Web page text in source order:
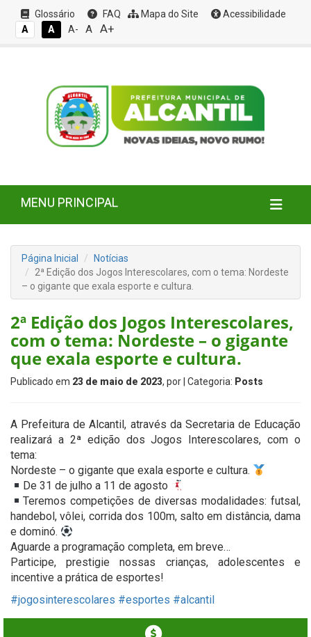
Glossário FAQ Mapa do Site
Acessibilidade
A
A A- A A+
MENU PRINCIPAL
Página Inicial
Notícias
2ª Edição dos Jogos Interescolares, com o tema: Nordeste
– o gigante que exala esporte e cultura.
2ª Edição dos Jogos Interescolares,
com o tema: Nordeste – o gigante
que exala esporte e cultura.
Publicado em 23 de maio de 2023, por | Categoria: Posts
A Prefeitura de Alcantil, através da Secretaria de Educação
realizará a 2ª edição dos Jogos Interescolares, com o
tema:
Nordeste – o gigante que exala esporte e cultura.
De 31 de julho a 11 de agosto
Teremos competições de diversas modalidades: futsal,
handebol, vôlei, corrida dos 100m, salto em distância, dama
e dominó.
Aguarde a programação completa, em breve…
Participe, prestigie nossas crianças, adolescentes e
incentive a prática de esportes!
#jogosinterescolares #esportes #alcantil